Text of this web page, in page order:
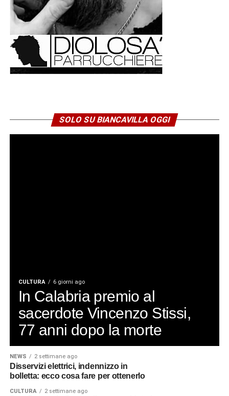
SOLO SU BIANCAVILLA OGGI
CULTURA 6 giorni ago
In Calabria premio al
sacerdote Vincenzo Stissi,
77 anni dopo la morte
NEWS 2 settimane ago
Disservizi elettrici, indennizzo in
bolletta: ecco cosa fare per ottenerlo
CULTURA 2 settimane ago